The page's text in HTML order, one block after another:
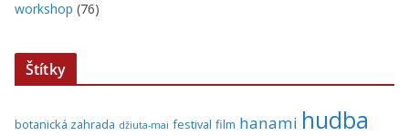
workshop (76)
Štítky
botanická zahrada džiuta-mai festival film hanami hudba